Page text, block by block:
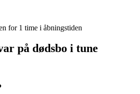
for 1 time i åbningstiden
på dødsbo i tune